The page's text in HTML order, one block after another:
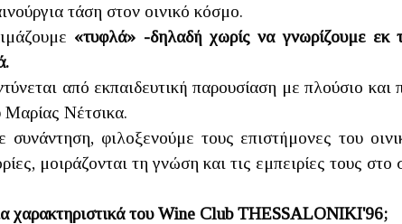
τάση στον οινικό κόσμο.
«τυφλά» -δηλαδή χωρίς να γνωρίζουμε εκ
από εκπαιδευτική παρουσίαση με πλούσιο
Μαρίας Νέτσικα.
συνάντηση, φιλοξενούμε τους επιστήμονες του
μοιράζονται τη γνώση και τις εμπειρίες τους στο
χαρακτηριστικά του Wine Club THESSALONIKI'96;